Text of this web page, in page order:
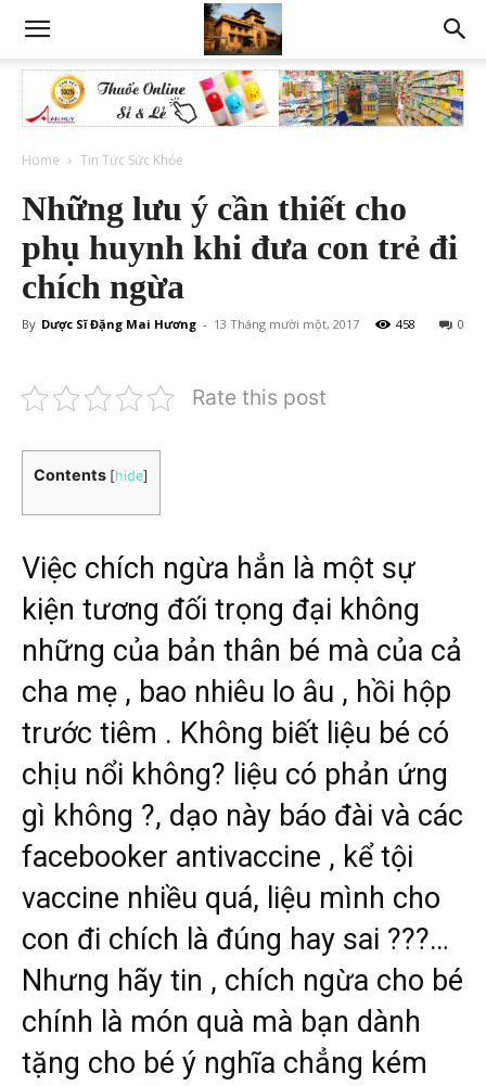
Home Tin Tức Sức Khỏe
Những lưu ý cần thiết cho
phụ huynh khi đưa con trẻ đi
chích ngừa
By Dược Sĩ Đặng Mai Hương - 13 Tháng mười một, 2017 0
458
Rate this post
Contents [hide]
Việc chích ngừa hẳn là một sự
kiện tương đối trọng đại không
những của bản thân bé mà của cả
cha mẹ , bao nhiêu lo âu , hồi hộp
trước tiêm . Không biết liệu bé có
chịu nổi không? liệu có phản ứng
gì không ?, dạo này báo đài và các
facebooker antivaccine , kể tội
vaccine nhiều quá, liệu mình cho
con đi chích là đúng hay sai ???…
Nhưng hãy tin , chích ngừa cho bé
chính là món quà mà bạn dành
tặng cho bé ý nghĩa chẳng kém